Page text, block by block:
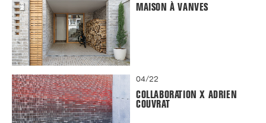
MAISON À VANVES
04/22
COLLABORATION X ADRIEN
COUVRAT